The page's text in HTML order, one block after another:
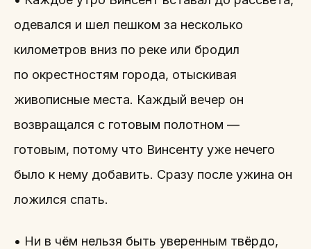
одевался и шел пешком за несколько
километров вниз по реке или бродил
по окрестностям города, отыскивая
живописные места. Каждый вечер он
возвращался с готовым полотном —
готовым, потому что Винсенту уже нечего
было к нему добавить. Сразу после ужина он
ложился спать.
• Ни в чём нельзя быть уверенным твёрдо,